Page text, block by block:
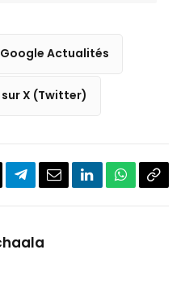
Google Actualités
sur X (Twitter)
Partager
Telegram
EmailLinkedInWhatsApp